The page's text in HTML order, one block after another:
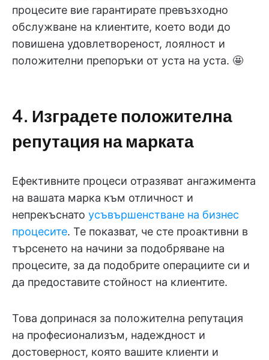
процесите вие гарантирате превъзходно
обслужване на клиентите, което води до
повишена удовлетвореност, лоялност и
положителни препоръки от уста на уста. 🤩
4. Изградете положителна
репутация на марката
Ефективните процеси отразяват ангажимента
на вашата марка към отличност и
непрекъснато усъвършенстване на бизнес
процесите. Те показват, че сте проактивни в
търсенето на начини за подобряване на
процесите, за да подобрите операциите си и
да предоставите стойност на клиентите.
Това допринася за положителна репутация
на професионализъм, надеждност и
достоверност, която вашите клиенти и